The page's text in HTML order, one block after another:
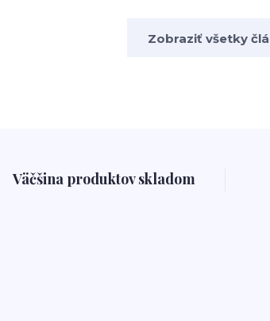
Zobraziť všetky
Väčšina produktov skladom